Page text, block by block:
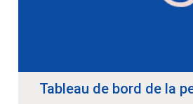
Tableau de bord de la